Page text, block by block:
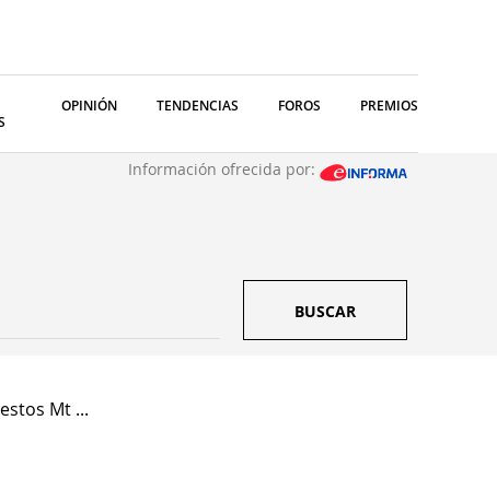
OPINIÓN TENDENCIAS FOROS PREMIOS
Información ofrecida por:
BUSCAR
Mt ...